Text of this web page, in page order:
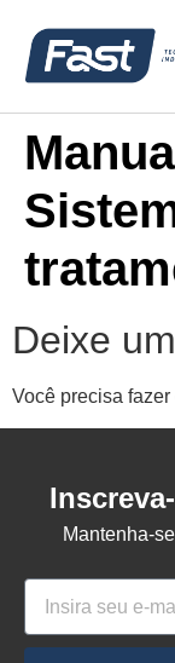
Deixe
Você precisa fazer
Mantenha-